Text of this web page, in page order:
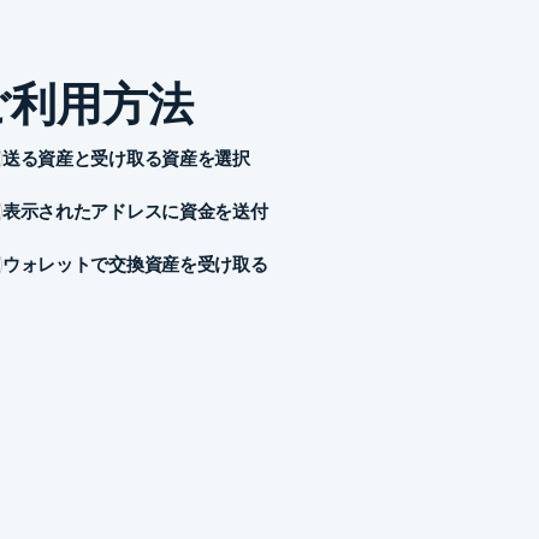
利用方法
送る資産と受け取る資産を選択
表示されたアドレスに資金を送付
ウォレットで交換資産を受け取る